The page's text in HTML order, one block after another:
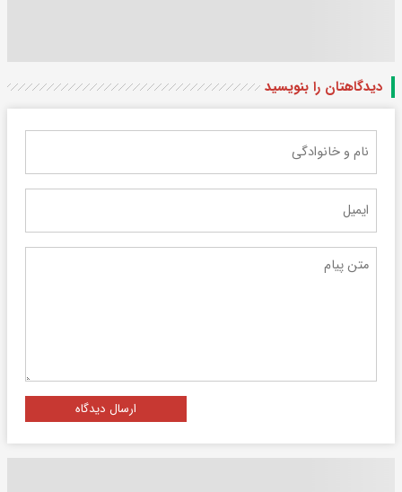
دیدگاهتان را بنویسید
ارسال دیدگاه